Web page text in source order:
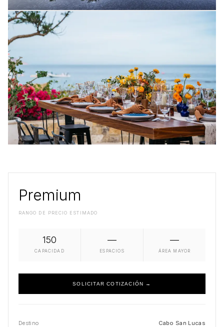
Premium
RANGO DE PRECIO ESTIMADO
150
CAPACIDAD
—
ESPACIOS
—
ÁREA MAYOR
SOLICITAR COTIZACIÓN →
Destino Cabo San Lucas